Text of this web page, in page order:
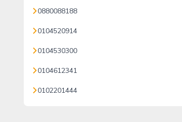
0880088188
0104520914
0104530300
0104612341
0102201444